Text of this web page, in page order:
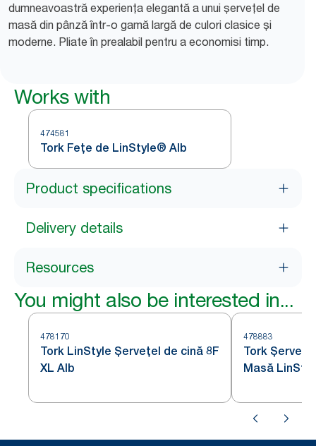
dumneavoastră experiența elegantă a unui șervețel de
masă din pânză într-o gamă largă de culori clasice și
moderne. Pliate în prealabil pentru a economisi timp.
Works with
474581
Tork Fețe de LinStyle® Alb
Product specifications
Delivery details
Resources
You might also be interested in...
478170
Tork LinStyle Șervețel de cină 8F
XL Alb
478883
Tork
Masă